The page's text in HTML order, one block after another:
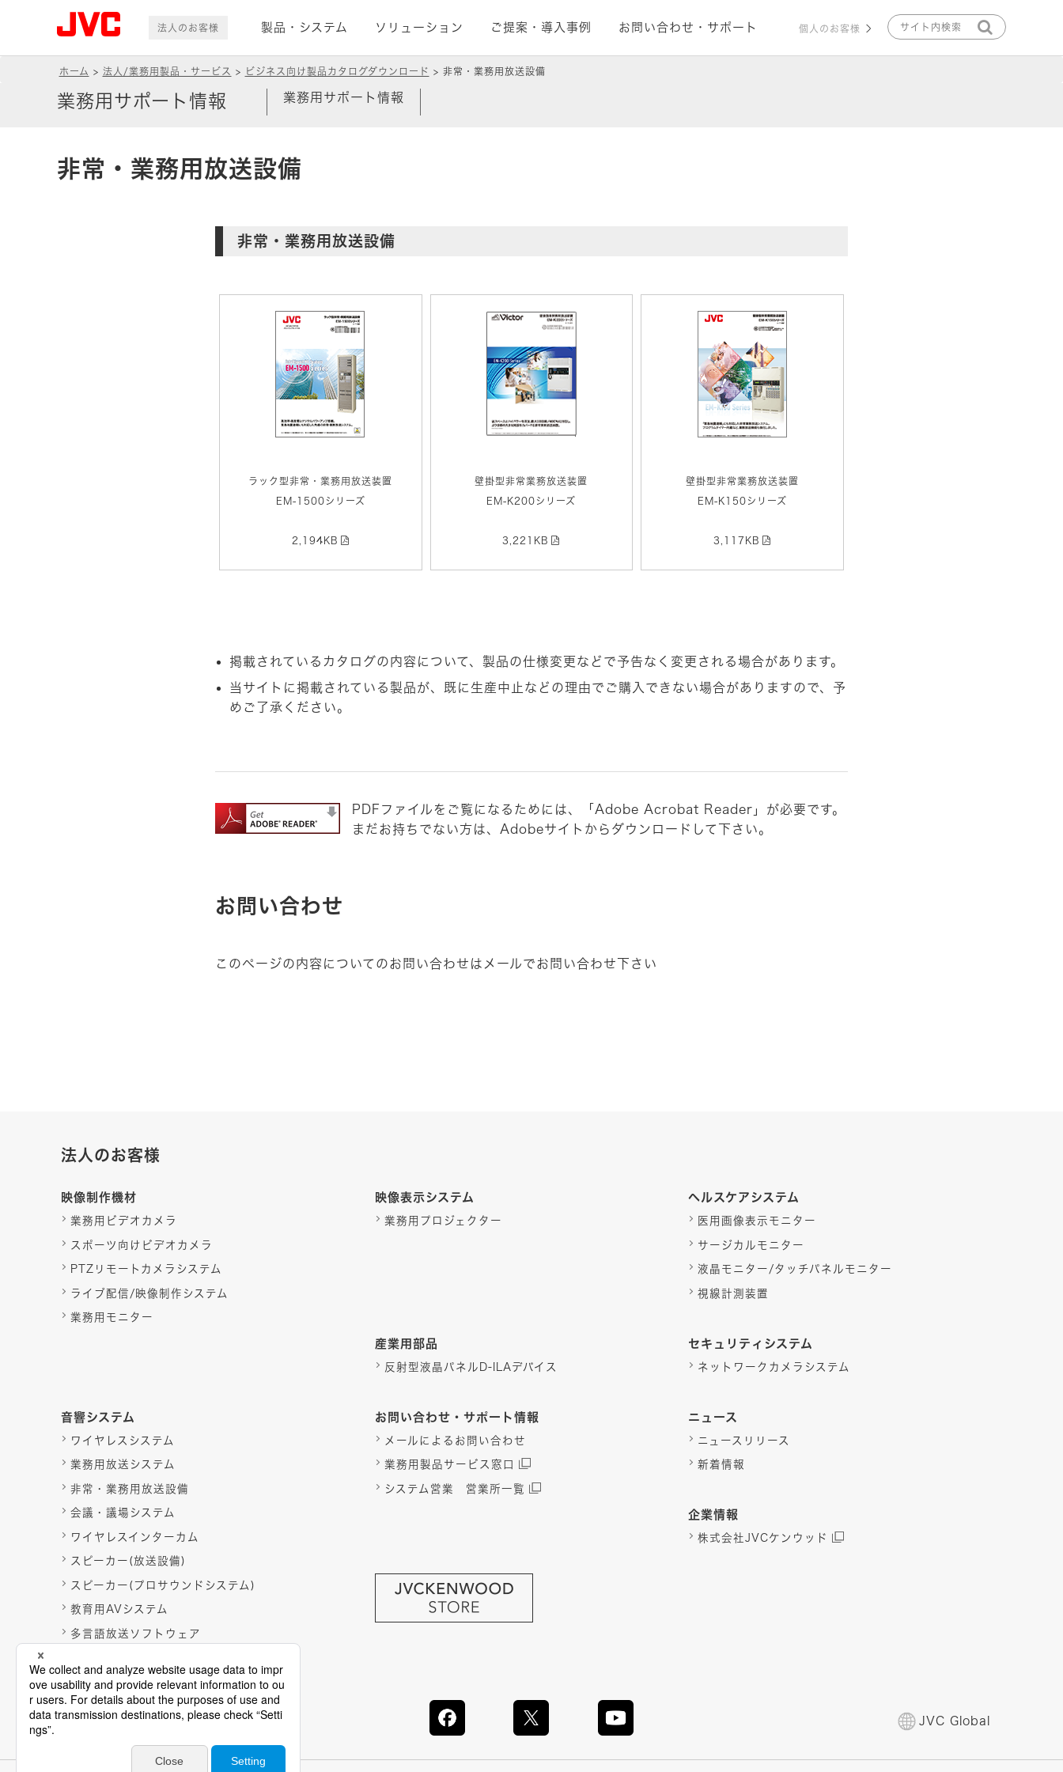
法人のお客様 製品・システム ソリューション ご提案・導入事例 お問い合わせ・サポート 個人のお客様
ホーム 法人/業務用製品・サービス ビジネス向け製品カタログダウンロード 非常・業務用放送設備
業務用サポート情報 業務用サポート情報
非常・業務用放送設備
非常・業務用放送設備
ラック型非常・業務用放送装置
EM-1500シリーズ
2,194KB
壁掛型非常業務放送装置
EM-K200シリーズ
3,221KB
壁掛型非常業務放送装置
EM-K150シリーズ
3,117KB
掲載されているカタログの内容について、製品の仕様変更などで予告なく変更される場合があります。
当サイトに掲載されている製品が、既に生産中止などの理由でご購入できない場合がありますので、予
めご了承ください。
PDFファイルをご覧になるためには、「Adobe Acrobat Reader」が必要です。
まだお持ちでない方は、Adobeサイトからダウンロードして下さい。
お問い合わせ
このページの内容についてのお問い合わせはメールでお問い合わせ下さい
法人のお客様
映像制作機材
業務用ビデオカメラ
スポーツ向けビデオカメラ
PTZリモートカメラシステム
ライブ配信/映像制作システム
業務用モニター
映像表示システム
業務用プロジェクター
ヘルスケアシステム
医用画像表示モニター
サージカルモニター
液晶モニター/タッチパネルモニター
視線計測装置
産業用部品
反射型液晶パネルD-ILAデバイス
セキュリティシステム
ネットワークカメラシステム
音響システム
ワイヤレスシステム
業務用放送システム
非常・業務用放送設備
会議・議場システム
ワイヤレスインターカム
スピーカー(放送設備)
スピーカー(プロサウンドシステム)
教育用AVシステム
多言語放送ソフトウェア
お問い合わせ・サポート情報
メールによるお問い合わせ
業務用製品サービス窓口
システム営業 営業所一覧
ニュース
ニュースリリース
新着情報
企業情報
株式会社JVCケンウッド
JVC Global